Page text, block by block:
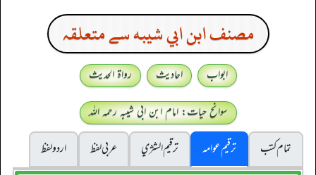
مصنف ابن ابي شيبه سے متعلقہ
ابواب احادیث
رواۃ الحدیث
سوانح حیات: امام ابن ابی شیبہ رحمہ اللہ
تمام کتب
ترقیم عوامہ ترقيم الشژي عربی لفظ
اردو لفظ